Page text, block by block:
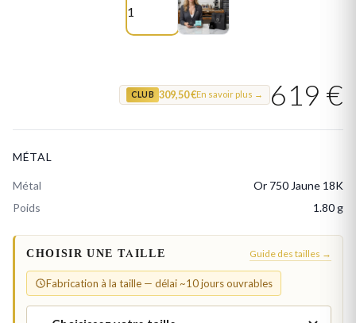
CLUB 309,50 €En savoir plus → 619 €
MÉTAL
Métal
Or 750 Jaune 18K
Poids
1.80 g
CHOISIR UNE TAILLE Guide des tailles →
Fabrication à la taille — délai ~10 jours ouvrables